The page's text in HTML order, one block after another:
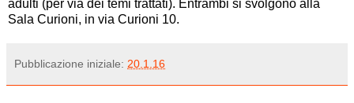
adulti (per via dei temi trattati). Entrambi si svolgono alla
Sala Curioni, in via Curioni 10.
Pubblicazione iniziale: 20.1.16